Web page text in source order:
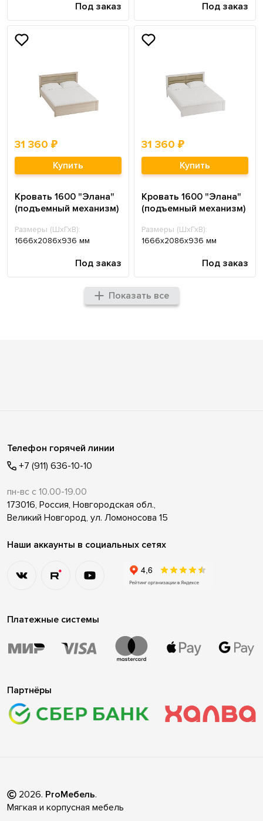
Под заказ Под заказ
31 360 ₽
Купить
Кровать 1600 "Элана"
(подъемный механизм)
Размеры (ШхГхВ):
1666х2086х936 мм
Под заказ
31 360 ₽
Купить
Кровать 1600 "Элана"
(подъемный механизм)
Размеры (ШхГхВ):
1666х2086х936 мм
Под заказ
Показать все
Телефон горячей линии
+7 (911) 636-10-10
пн-вс с 10.00-19.00
173016, Россия, Новгородская обл.,
Великий Новгород, ул. Ломоносова 15
Наши аккаунты в социальных сетях
Платежные системы
Партнёры
2026. ProМебель.
Мягкая и корпусная мебель